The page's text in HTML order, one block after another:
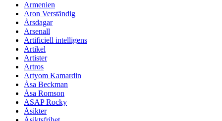
Armenien
Aron Verständig
Årsdagar
Arsenall
Artificiell intelligens
Artikel
Artister
Artros
Artyom Kamardin
Åsa Beckman
Åsa Romson
ASAP Rocky
Åsikter